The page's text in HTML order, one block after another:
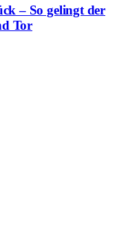
– So gelingt der
Tor